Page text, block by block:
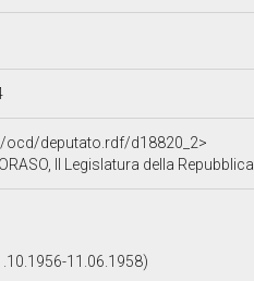
ocd/deputato.rdf/d18820_2>
II Legislatura della Repubblica
11.06.1958)